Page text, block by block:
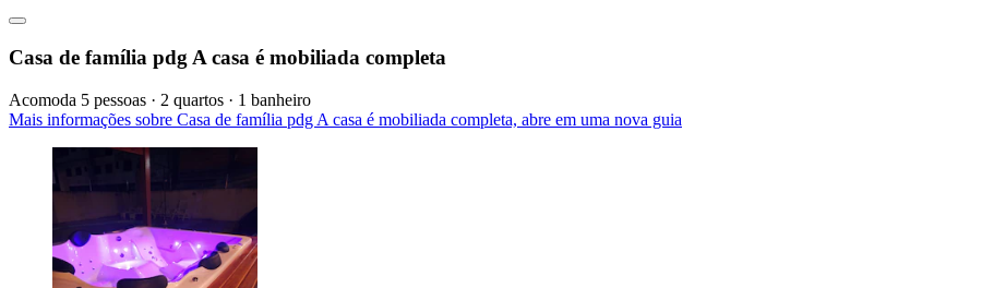
Casa de família pdg A casa é mobiliada completa
Acomoda 5 pessoas · 2 quartos · 1 banheiro
Mais informações sobre Casa de família pdg A casa é mobiliada completa, abre em uma nova guia